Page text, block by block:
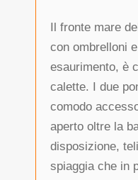
Il fronte mare
con ombrelloni
esaurimento, è
calette. I due
comodo
aperto oltre la
disposizione,
spiaggia che in